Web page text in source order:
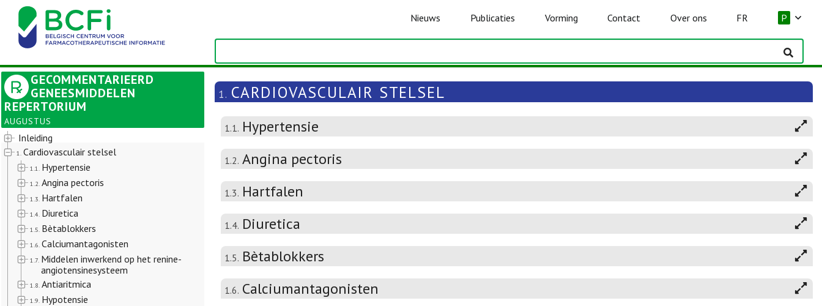
Nieuws Publicaties Vorming Contact Over ons FR P
GECOMMENTARIEERD
GENEESMIDDELEN
REPERTORIUM
AUGUSTUS
Inleiding
1. Cardiovasculair stelsel
1.1. Hypertensie
1.2. Angina pectoris
1.3. Hartfalen
1.4. Diuretica
1.5. Bètablokkers
1.6. Calciumantagonisten
1.7. Middelen inwerkend op het renine-
angiotensinesysteem
1.8. Antiaritmica
1.9. Hypotensie
1. CARDIOVASCULAIR STELSEL
1.1. Hypertensie
1.2. Angina pectoris
1.3. Hartfalen
1.4. Diuretica
1.5. Bètablokkers
1.6. Calciumantagonisten